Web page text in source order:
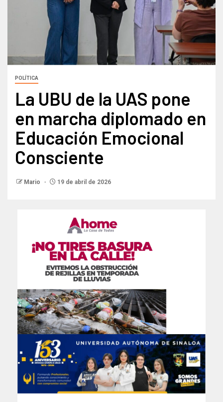
POLÍTICA
La UBU de la UAS pone
en marcha diplomado en
Educación Emocional
Consciente
Mario 19 de abril de 2026